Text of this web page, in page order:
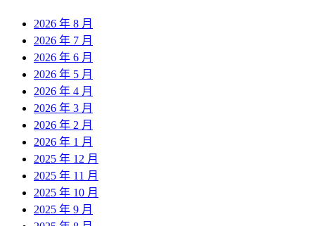
2026 年 8 月
2026 年 7 月
2026 年 6 月
2026 年 5 月
2026 年 4 月
2026 年 3 月
2026 年 2 月
2026 年 1 月
2025 年 12 月
2025 年 11 月
2025 年 10 月
2025 年 9 月